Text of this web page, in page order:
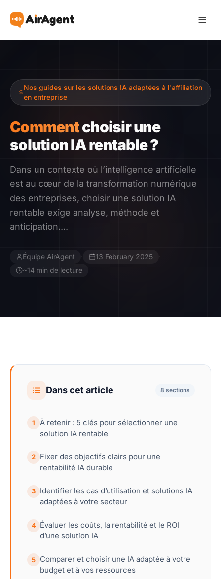
Recommander
Gagner
Ressources
Témoignages
Guide
Nos guides sur les solutions IA adaptées à l'affiliation
en entreprise
Commentchoisir une
solution IA rentable ?
Dans un contexte où l’intelligence artificielle
est au cœur de la transformation numérique
des entreprises, choisir une solution IA
rentable exige analyse, méthode et
anticipation....
Équipe AirAgent · 13 February 2025
·
~14 min de lecture
Dans cet article 8 sections
1
À retenir : 5 clés pour sélectionner une
solution IA rentable
2
Fixer des objectifs clairs pour une
rentabilité IA durable
3
Identifier les cas d’utilisation et solutions IA
adaptées à votre secteur
4 Évaluer les coûts, la rentabilité et le ROI
d’une solution IA
5
Comparer et choisir une IA adaptée à votre
budget et à vos ressources